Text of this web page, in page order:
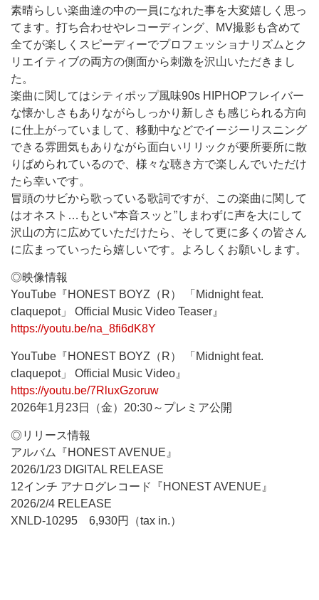
素晴らしい楽曲達の中の一員になれた事を大変嬉しく思っ
てます。打ち合わせやレコーディング、MV撮影も含めて
全てが楽しくスピーディーでプロフェッショナリズムとク
リエイティブの両方の側面から刺激を沢山いただきまし
た。
楽曲に関してはシティポップ風味90s HIPHOPフレイバー
な懐かしさもありながらしっかり新しさも感じられる方向
に仕上がっていまして、移動中などでイージーリスニング
できる雰囲気もありながら面白いリリックが要所要所に散
りばめられているので、様々な聴き方で楽しんでいただけ
たら幸いです。
冒頭のサビから歌っている歌詞ですが、この楽曲に関して
はオネスト…もとい“本音スッと”しまわずに声を大にして
沢山の方に広めていただけたら、そして更に多くの皆さん
に広まっていったら嬉しいです。よろしくお願いします。
◎映像情報
YouTube『HONEST BOYZ（R） 「Midnight feat.
claquepot」 Official Music Video Teaser』
https://youtu.be/na_8fi6dK8Y
YouTube『HONEST BOYZ（R） 「Midnight feat.
claquepot」 Official Music Video』
https://youtu.be/7RluxGzoruw
2026年1月23日（金）20:30～プレミア公開
◎リリース情報
アルバム『HONEST AVENUE』
2026/1/23 DIGITAL RELEASE
12インチ アナログレコード『HONEST AVENUE』
2026/2/4 RELEASE
XNLD-10295 6,930円（tax in.）